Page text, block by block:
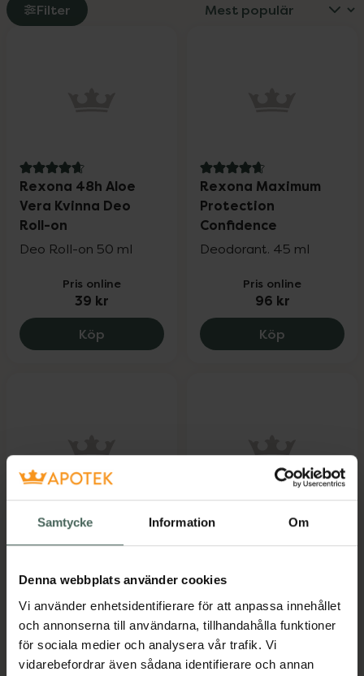
Samtycke Information Om
Denna webbplats använder cookies
Vi använder enhetsidentifierare för att anpassa innehållet
och annonserna till användarna, tillhandahålla funktioner
för sociala medier och analysera vår trafik. Vi
vidarebefordrar även sådana identifierare och annan
Filter
4.7 av 5 i omdöme
Rexona 48h Aloe
Vera Kvinna Deo
Roll-on
Deo Roll-on 50 ml
Pris online
39 kr
Köp Rexona 48h Aloe Vera Kvinna Deo
4.9 av 5 i omdöme
Rexona Maximum
Protection
Confidence
Deodorant. 45 ml
Pris online
96 kr
Köp Rexona
4.3 av 5 i omdöme
Rexona 48h
Roll-on
Pris online
39 kr
4.4 av 5 i omdöme
Bouquet Kvinna RO
Pris online
38,90 kr